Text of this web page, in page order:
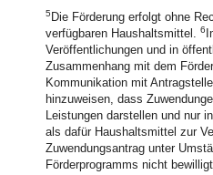
5 Die Förderung erfolgt ohne
verfügbaren Haushaltsmittel. 6
Veröffentlichungen und in
Zusammenhang mit dem
Kommunikation mit
hinzuweisen, dass
Leistungen darstellen und nur
als dafür Haushaltsmittel zur
Zuwendungsantrag unter
Förderprogramms nicht